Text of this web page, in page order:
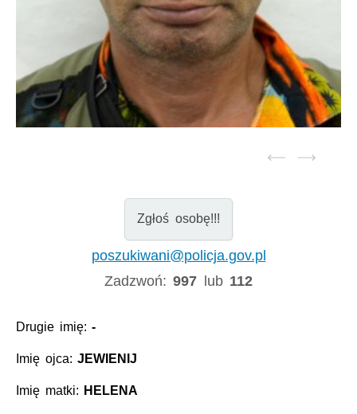
Zgłoś osobę!!!
poszukiwani@policja.gov.pl
Zadzwoń:997 lub 112
Drugie imię:-
Imię ojca:JEWIENIJ
Imię matki: HELENA